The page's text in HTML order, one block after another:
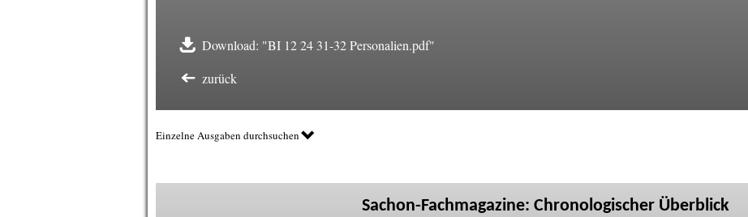
Download: "BI 12 24 31-32 Personalien.pdf"
zurück
Einzelne Ausgaben durchsuchen
Sachon-Fachmagazine: Chronologischer Überblick